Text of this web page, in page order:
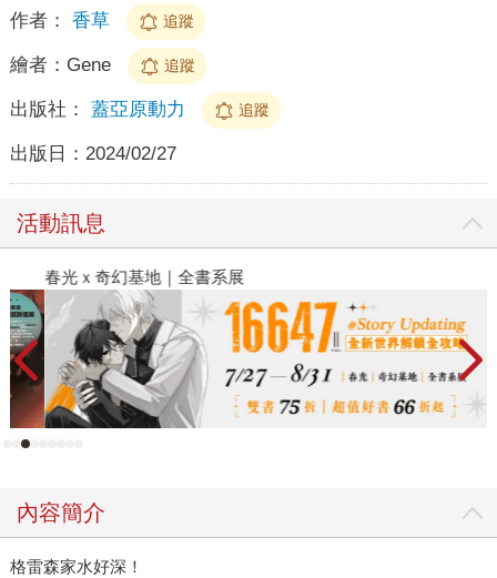
作者： 香草 追蹤
繪者： Gene 追蹤
出版社： 蓋亞原動力 追蹤
出版日： 2024/02/27
活動訊息
春光ｘ奇幻基地｜全書系展
內容簡介
格雷森家水好深！